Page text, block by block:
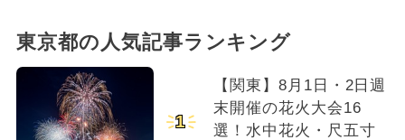
東京都の人気記事ランキング
1
【関東】8月1日・2日週
末開催の花火大会16
選！水中花火・尺五寸